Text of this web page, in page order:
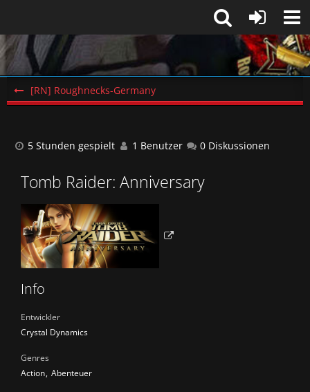
[RN] Roughnecks-Germany
5 Stunden gespielt 1 Benutzer 0 Diskussionen
Tomb Raider: Anniversary
Info
Entwickler
Crystal Dynamics
Genres
Action Abenteuer